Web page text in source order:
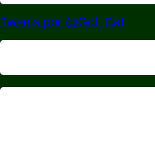
Tweets por @Gol_Cat